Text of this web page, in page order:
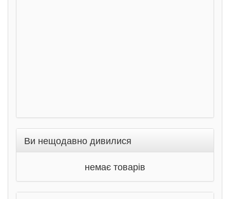
Ви нещодавно дивилися
немає товарів